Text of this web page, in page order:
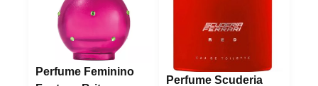
Perfume Feminino
Perfume Scuderia